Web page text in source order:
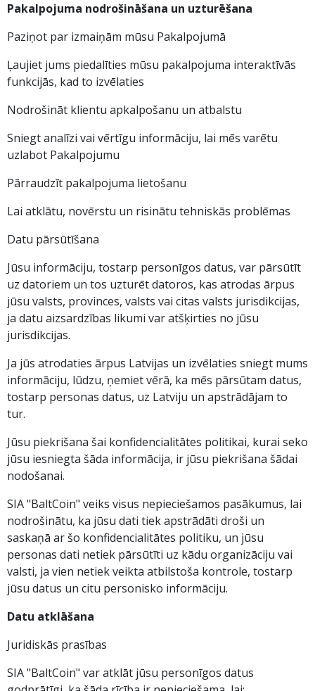
Pakalpojuma nodrošināšana un uzturēšana
Paziņot par izmaiņām mūsu Pakalpojumā
Ļaujiet jums piedalīties mūsu pakalpojuma interaktīvās
funkcijās, kad to izvēlaties
Nodrošināt klientu apkalpošanu un atbalstu
Sniegt analīzi vai vērtīgu informāciju, lai mēs varētu
uzlabot Pakalpojumu
Pārraudzīt pakalpojuma lietošanu
Lai atklātu, novērstu un risinātu tehniskās problēmas
Datu pārsūtīšana
Jūsu informāciju, tostarp personīgos datus, var pārsūtīt
uz datoriem un tos uzturēt datoros, kas atrodas ārpus
jūsu valsts, provinces, valsts vai citas valsts jurisdikcijas,
ja datu aizsardzības likumi var atšķirties no jūsu
jurisdikcijas.
Ja jūs atrodaties ārpus Latvijas un izvēlaties sniegt mums
informāciju, lūdzu, ņemiet vērā, ka mēs pārsūtam datus,
tostarp personas datus, uz Latviju un apstrādājam to
tur.
Jūsu piekrišana šai konfidencialitātes politikai, kurai seko
jūsu iesniegta šāda informācija, ir jūsu piekrišana šādai
nodošanai.
SIA "BaltCoin" veiks visus nepieciešamos pasākumus, lai
nodrošinātu, ka jūsu dati tiek apstrādāti droši un
saskaņā ar šo konfidencialitātes politiku, un jūsu
personas dati netiek pārsūtīti uz kādu organizāciju vai
valsti, ja vien netiek veikta atbilstoša kontrole, tostarp
jūsu datus un citu personisko informāciju.
Datu atklāšana
Juridiskās prasības
SIA "BaltCoin" var atklāt jūsu personīgos datus